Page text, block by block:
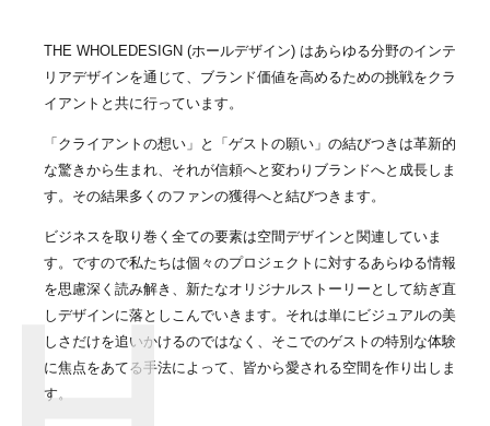
THE WHOLEDESIGN (ホールデザイン) はあらゆる分野のインテ
リアデザインを通じて、ブランド価値を高めるための挑戦をクラ
イアントと共に行っています。
「クライアントの想い」と「ゲストの願い」の結びつきは革新的
な驚きから生まれ、それが信頼へと変わりブランドへと成長しま
す。その結果多くのファンの獲得へと結びつきます。
ビジネスを取り巻く全ての要素は空間デザインと関連していま
す。ですので私たちは個々のプロジェクトに対するあらゆる情報
を思慮深く読み解き、新たなオリジナルストーリーとして紡ぎ直
しデザインに落としこんでいきます。それは単にビジュアルの美
しさだけを追いかけるのではなく、そこでのゲストの特別な体験
に焦点をあてる手法によって、皆から愛される空間を作り出しま
す。